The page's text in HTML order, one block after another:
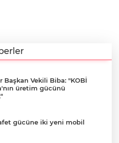
Başkan Vekili Biba: "KOBİ
üretim gücünü
gücüne iki yeni mobil